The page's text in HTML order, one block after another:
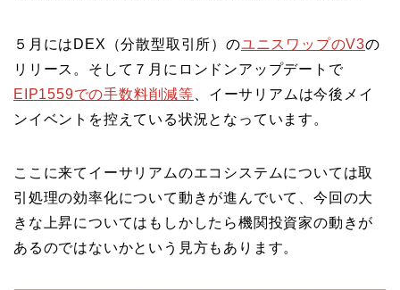
５月にはDEX（分散型取引所）のユニスワップのV3の
リリース。そして７月にロンドンアップデートで
EIP1559での手数料削減等 、イーサリアムは今後メイ
ンイベントを控えている状況となっています。
ここに来てイーサリアムのエコシステムについては取
引処理の効率化について動きが進んでいて、今回の大
きな上昇についてはもしかしたら機関投資家の動きが
あるのではないかという見方もあります。